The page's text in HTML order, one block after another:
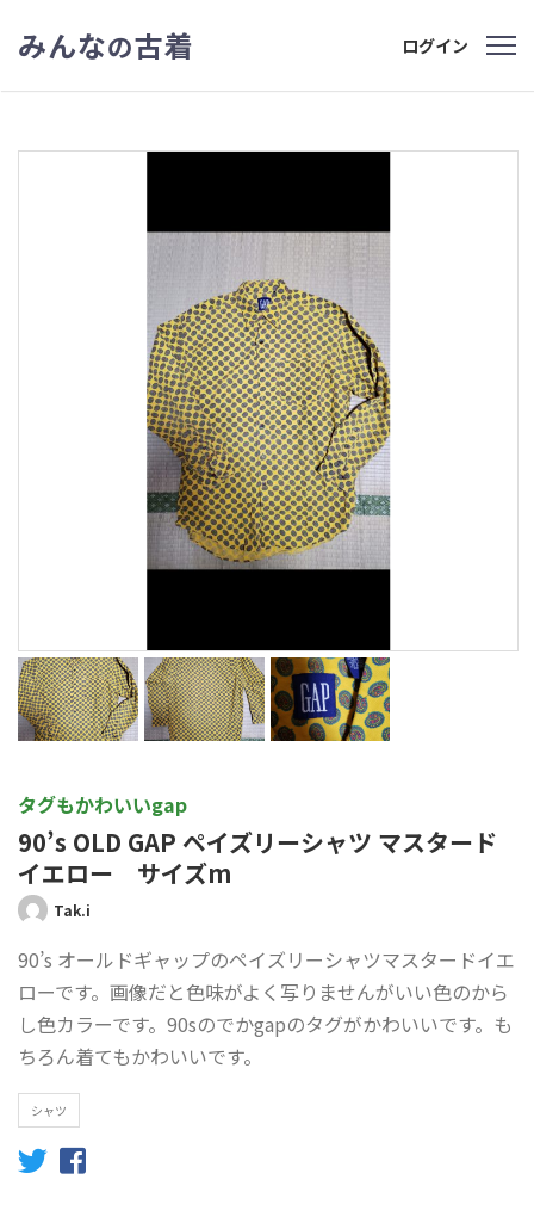
みんなの古着 ログイン
タグもかわいいgap
90’s OLD GAP ペイズリーシャツ マスタード
イエロー サイズm
Tak.i
90’s オールドギャップのペイズリーシャツマスタードイエ
ローです。画像だと色味がよく写りませんがいい色のから
し色カラーです。90sのでかgapのタグがかわいいです。も
ちろん着てもかわいいです。
シャツ